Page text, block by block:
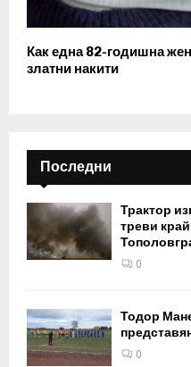
Как една 82-годишна
златни накити
Последни
Трактор
треви
0
Тодор
0